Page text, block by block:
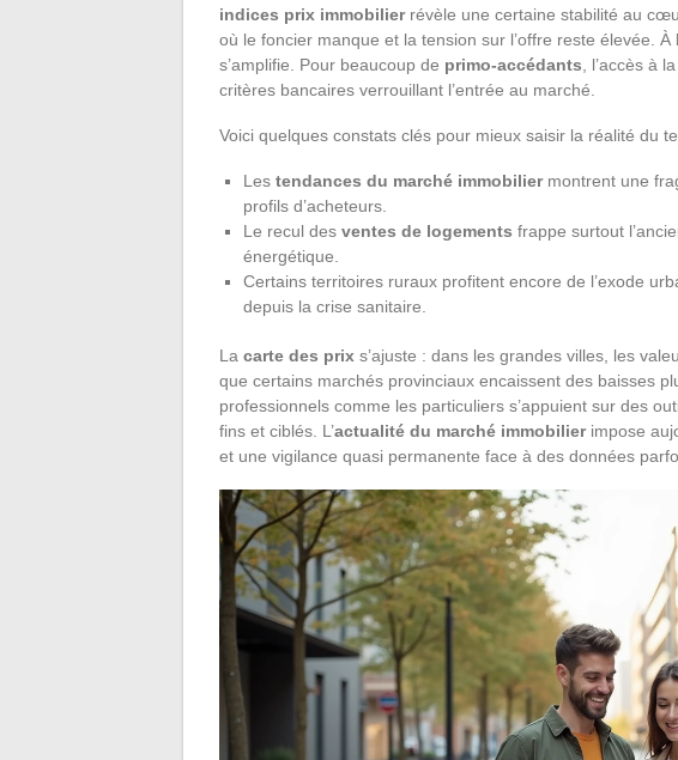
indices prix immobilierrévèle une certaine stabilité au
où le foncier manque et la tension sur l’offre reste élevée.
s’amplifie. Pour beaucoup de primo-accédants , l’accès à
critères bancaires verrouillant l’entrée au marché.
Voici quelques constats clés pour mieux saisir la réalité du
Les tendances du marché immobiliermontrent une
profils d’acheteurs.
Le recul des ventes de logements frappe surtout
énergétique.
Certains territoires ruraux profitent encore de l’exode
depuis la crise sanitaire.
La carte des prix s’ajuste : dans les grandes villes, les
que certains marchés provinciaux encaissent des baisses
professionnels comme les particuliers s’appuient sur des
fins et ciblés. L’actualité du marché immobilierimpose
et une vigilance quasi permanente face à des données